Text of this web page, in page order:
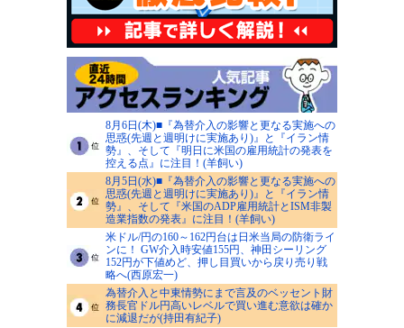
8月6日(木)■『為替介入の影響と更なる実施への
思惑(先週と週明けに実施あり)』と『イラン情
勢』、そして『明日に米国の雇用統計の発表を
控える点』に注目！(羊飼い)
8月5日(水)■『為替介入の影響と更なる実施への
思惑(先週と週明けに実施あり)』と『イラン情
勢』、そして『米国のADP雇用統計とISM非製
造業指数の発表』に注目！(羊飼い)
米ドル/円の160～162円台は日米当局の防衛ライ
ンに！ GW介入時安値155円、神田シーリング
152円が下値めど、押し目買いから戻り売り戦
略へ(西原宏一)
為替介入と中東情勢にまで言及のベッセント財
務長官ドル円高いレベルで買い進む意欲は確か
に減退だが(持田有紀子)